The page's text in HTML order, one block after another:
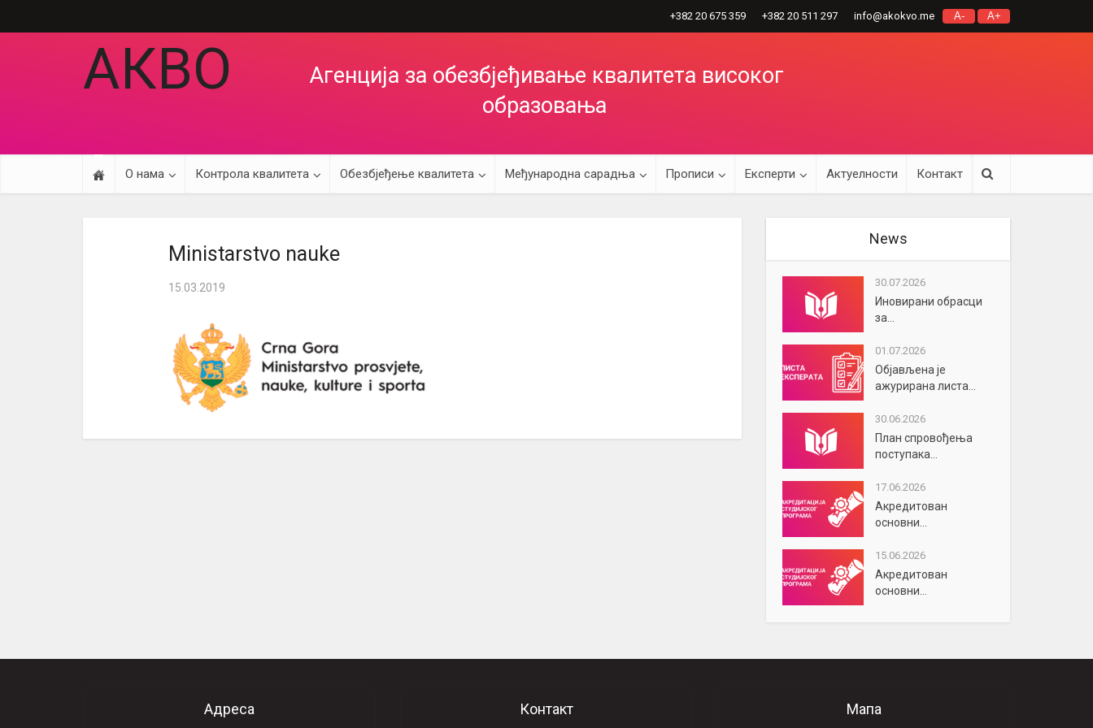
A- A+
+382 20 675 359 +382 20 511 297 info@akokvo.me
АКВО
Агенција за обезбјеђивање квалитета високог
образовања
О нама Контрола квалитета Обезбјеђење квалитета Међународна сарадња Прописи Експерти Актуелности Контакт
Ministarstvo nauke
15.03.2019
News
30.07.2026
Иновирани обрасци
за...
01.07.2026
Објављена је
ажурирана листа...
30.06.2026
План спровођења
поступака...
17.06.2026
Акредитован
основни...
15.06.2026
Акредитован
основни...
Адреса Контакт Мапа